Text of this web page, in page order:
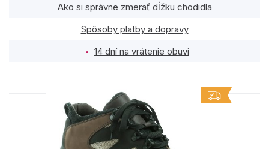
Ako si správne zmerať dĺžku chodidla
Spôsoby platby a dopravy
14 dní na vrátenie obuvi
PODOBNÉ PRODUKTY